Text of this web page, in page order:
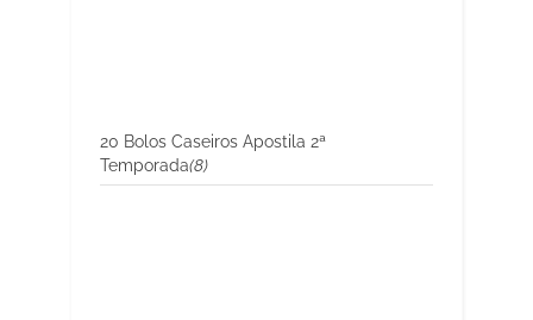
20 Bolos Caseiros Apostila 2ª
Temporada(8)